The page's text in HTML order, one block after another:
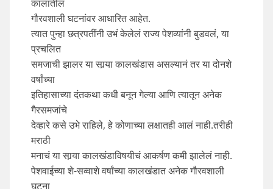
कालातील
गौरवशाली घटनांवर आधारित आहेत.
त्यात पुन्हा छत्रपतींनी उभं केलेलं राज्य पेशव्यांनी बुडवलं, या
प्रचलित
समजाची झालर या सार्‍या कालखंडास असल्यानं तर या दोनशे
वर्षांच्या
इतिहासाच्या दंतकथा कधी बनून गेल्या आणि त्यातून अनेक
गैरसमजांचे
देव्हारे कसे उभे राहिले, हे कोणाच्या लक्षातही आलं नाही.तरीही
मराठी
मनाचं या सार्‍या कालखंडाविषयीचं आकर्षण कमी झालेलं नाही.
पेशवाईच्या शे-सव्वाशे वर्षांच्या कालखंडात अनेक गौरवशाली
घटना